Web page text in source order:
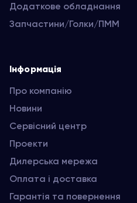
Додаткове обладнання
Запчастини/Голки/ПММ
Інформація
Про компанію
Новини
Сервісний центр
Проекти
Дилерська мережа
Оплата і доставка
Гарантія та повернення